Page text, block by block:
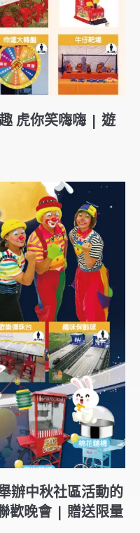
虎你笑嗨嗨 | 遊
辦中秋社區活動的
歡晚會 | 贈送限量